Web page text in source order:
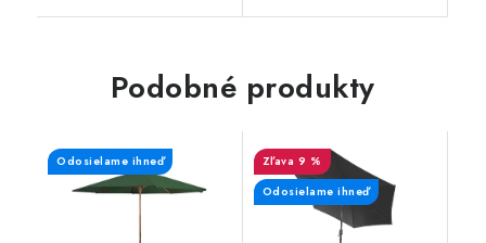
objemom 290 litrov
vďaka kolieskam tiež...
Podobné produkty
Odosielame ihneď
9 %
Odosielame ihneď